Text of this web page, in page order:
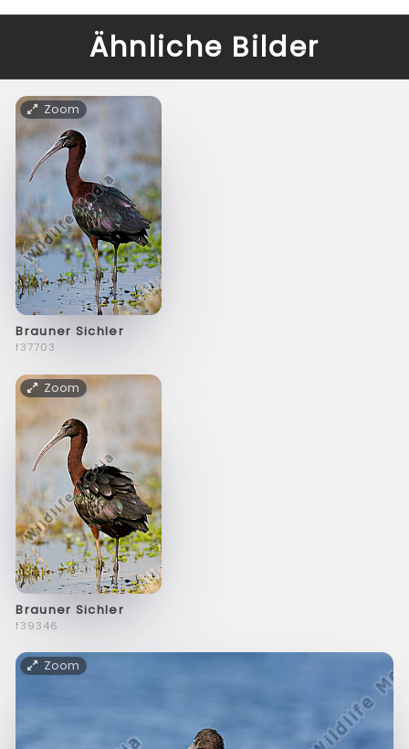
Ähnliche Bilder
Zoom
Brauner Sichler
f37703
Zoom
Brauner Sichler
f39346
Zoom